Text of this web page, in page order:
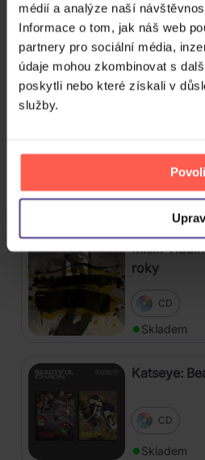
médií a analýze naší
Informace o tom, jak náš web
partnery pro sociální média,
údaje mohou zkombinovat s
poskytli nebo které získali v
služby.
Bílá Lucie:
Skladem
3CD
Skladem
Mišík
roky
CD
Skladem
Katseye:
CD
Skladem